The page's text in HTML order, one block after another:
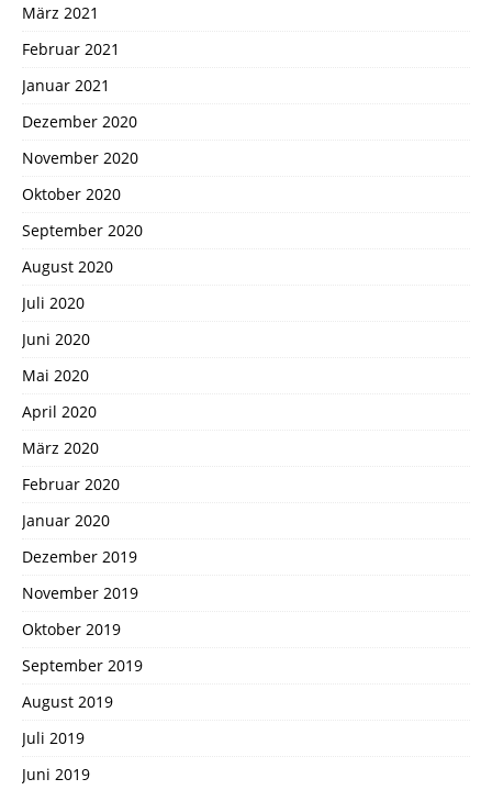
März 2021
Februar 2021
Januar 2021
Dezember 2020
November 2020
Oktober 2020
September 2020
August 2020
Juli 2020
Juni 2020
Mai 2020
April 2020
März 2020
Februar 2020
Januar 2020
Dezember 2019
November 2019
Oktober 2019
September 2019
August 2019
Juli 2019
Juni 2019